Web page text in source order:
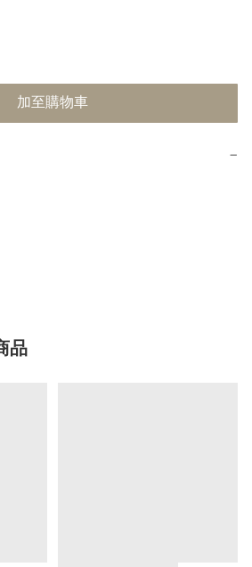
加至購物車
−
品